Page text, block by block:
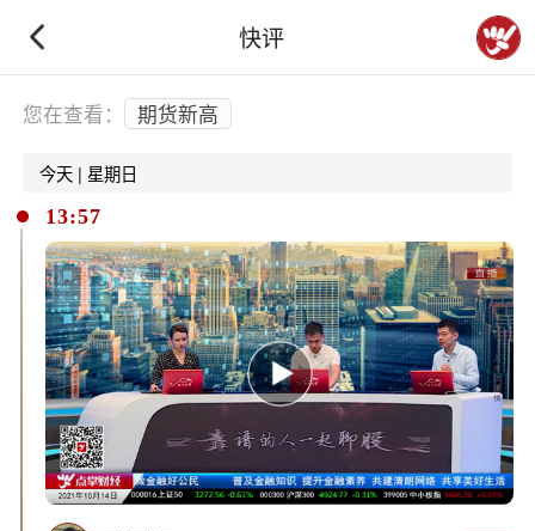
快评
下拉刷新
您在查看： 期货新高
今天 | 星期日
13:57